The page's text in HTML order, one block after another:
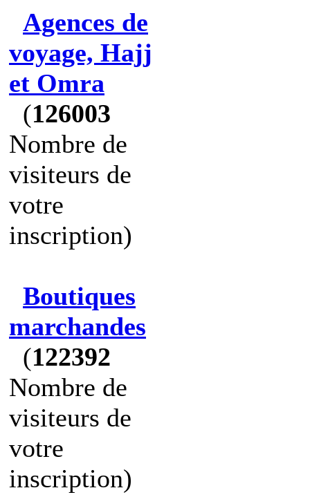
Agences de
voyage, Hajj
et Omra
(126003
Nombre de
visiteurs de
votre
inscription)
Boutiques
marchandes
(122392
Nombre de
visiteurs de
votre
inscription)